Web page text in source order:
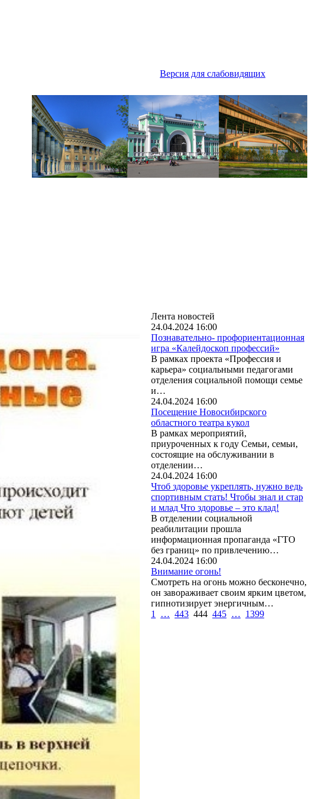
Версия для слабовидящих
Лента новостей
24.04.2024 16:00
Познавательно- профориентационная
игра «Калейдоскоп профессий»
В рамках проекта «Профессия и
карьера» социальными педагогами
отделения социальной помощи семье
и…
24.04.2024 16:00
Посещение Новосибирского
областного театра кукол
В рамках мероприятий,
приуроченных к году Семьи, семьи,
состоящие на обслуживании в
отделении…
24.04.2024 16:00
Чтоб здоровье укреплять, нужно ведь
спортивным стать! Чтобы знал и стар
и млад Что здоровье – это клад!
В отделении социальной
реабилитации прошла
информационная пропаганда «ГТО
без границ» по привлечению…
24.04.2024 16:00
Внимание огонь!
Смотреть на огонь можно бесконечно,
он завораживает своим ярким цветом,
гипнотизирует энергичным…
1
… 443 444 445 … 1399